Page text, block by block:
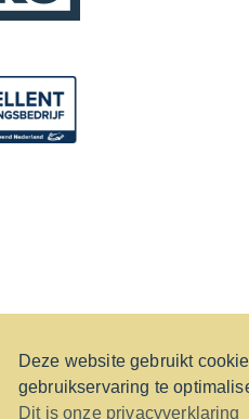
Deze website gebruikt
gebruikservaring te
Dit is onze privacyverklaring